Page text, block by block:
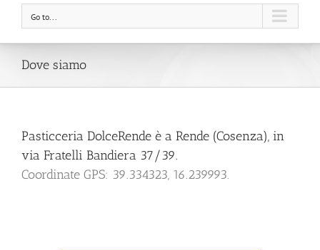
Go to...
Dove siamo
Pasticceria DolceRende è a Rende (Cosenza), in
via Fratelli Bandiera 37/39.
Coordinate GPS: 39.334323, 16.239993.